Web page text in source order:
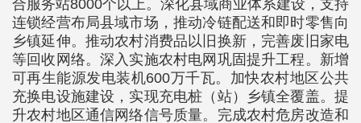
合服务站8000个以上。深化县域商业体系建设，支持
连锁经营布局县域市场，推动冷链配送和即时零售向
乡镇延伸。推动农村消费品以旧换新，完善废旧家电
等回收网络。深入实施农村电网巩固提升工程。新增
可再生能源发电装机600万千瓦。加快农村地区公共
充换电设施建设，实现充电桩（站）乡镇全覆盖。提
升农村地区通信网络信号质量。完成农村危房改造和